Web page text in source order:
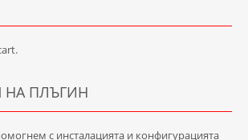
НА ПЛЪГИН
с инсталацията и конфигурацията